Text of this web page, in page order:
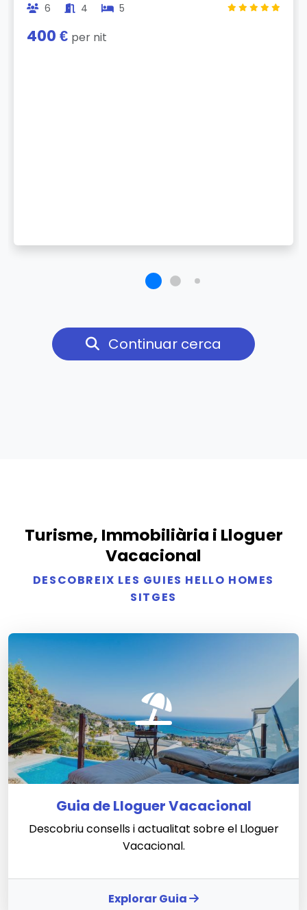
6 4 5
400 € per nit
Continuar cerca
Turisme, Immobiliària i Lloguer
Vacacional
DESCOBREIX LES GUIES HELLO HOMES
SITGES
Guia de Lloguer Vacacional
Descobriu consells i actualitat sobre el Lloguer
Vacacional.
Explorar Guia